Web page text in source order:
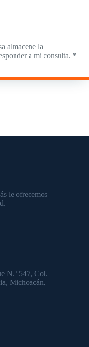
almacene la
a mi consulta. *
le ofrecemos
N.º 547, Col.
Michoacán,